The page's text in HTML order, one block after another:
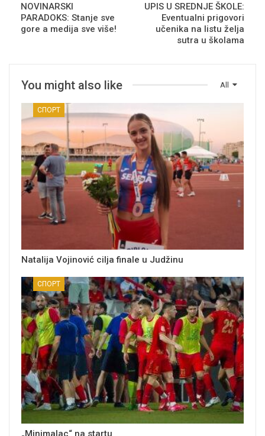
NOVINARSKI
PARADOKS: Stanje sve
gore a medija sve više!
UPIS U SREDNJE ŠKOLE:
Eventualni prigovori
učenika na listu želja
sutra u školama
All
You might also like
СПОРТ
Natalija Vojinović cilja finale u Judžinu
СПОРТ
„Minimalac“ na startu